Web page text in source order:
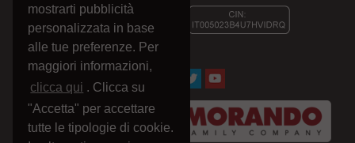
mostrarti pubblicità
personalizzata in base
alle tue preferenze. Per
maggiori informazioni,
clicca qui . Clicca su
"Accetta" per accettare
tutte le tipologie di cookie.